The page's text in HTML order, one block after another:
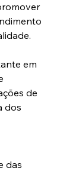
em
de
dos
das